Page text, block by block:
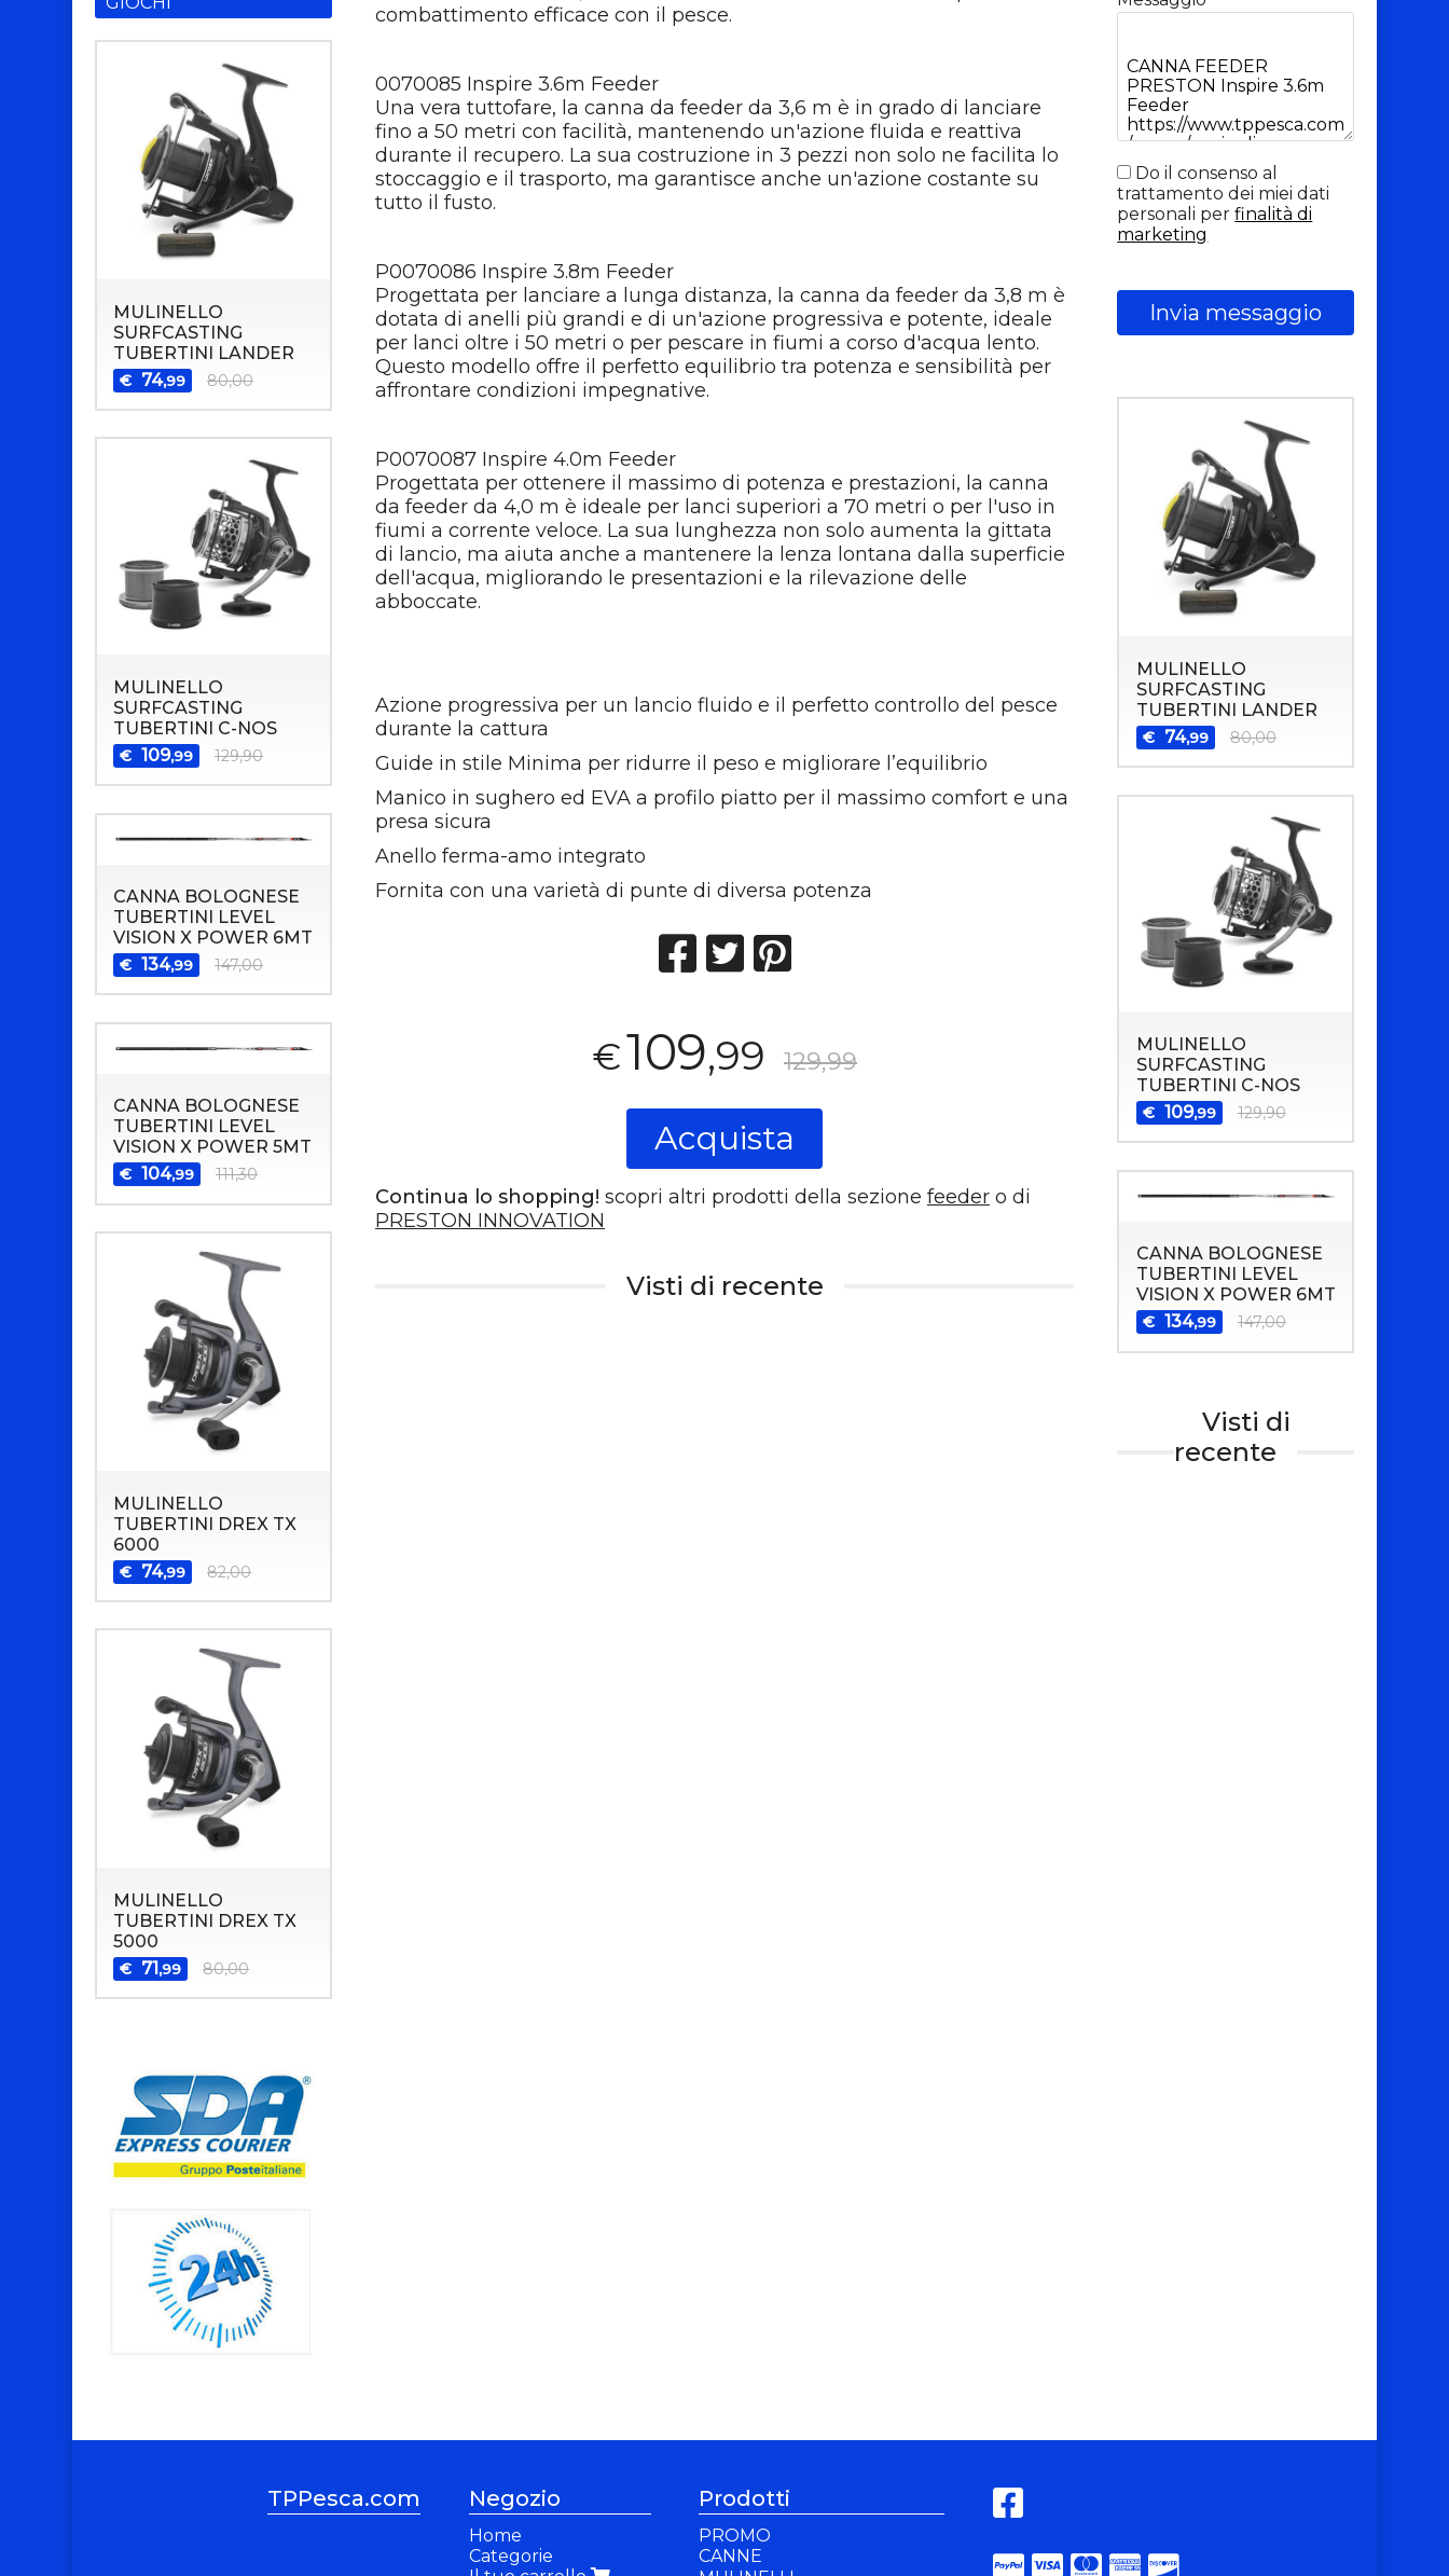
combattimento efficace con il pesce.
0070085 Inspire 3.6m Feeder
Una vera tuttofare, la canna da feeder da 3,6 m è in grado di lanciare
fino a 50 metri con facilità, mantenendo un'azione fluida e reattiva
durante il recupero. La sua costruzione in 3 pezzi non solo ne facilita lo
stoccaggio e il trasporto, ma garantisce anche un'azione costante su
tutto il fusto.
P0070086 Inspire 3.8m Feeder
Progettata per lanciare a lunga distanza, la canna da feeder da 3,8 m è
dotata di anelli più grandi e di un'azione progressiva e potente, ideale
per lanci oltre i 50 metri o per pescare in fiumi a corso d'acqua lento.
Questo modello offre il perfetto equilibrio tra potenza e sensibilità per
affrontare condizioni impegnative.
P0070087 Inspire 4.0m Feeder
Progettata per ottenere il massimo di potenza e prestazioni, la canna
da feeder da 4,0 m è ideale per lanci superiori a 70 metri o per l'uso in
fiumi a corrente veloce. La sua lunghezza non solo aumenta la gittata
di lancio, ma aiuta anche a mantenere la lenza lontana dalla superficie
dell'acqua, migliorando le presentazioni e la rilevazione delle
abboccate.
Azione progressiva per un lancio fluido e il perfetto controllo del pesce
durante la cattura
Guide in stile Minima per ridurre il peso e migliorare l’equilibrio
Manico in sughero ed EVA a profilo piatto per il massimo comfort e una
presa sicura
Anello ferma-amo integrato
Fornita con una varietà di punte di diversa potenza
€109,99 129,99
Acquista
Continua lo shopping! scopri altri prodotti della sezione feedero di
PRESTON INNOVATION
Visti di recente
MULINELLO
SURFCASTING
TUBERTINI LANDER
€ 74,99 80,00
MULINELLO
SURFCASTING
TUBERTINI C-NOS
€ 109,99 129,90
CANNA BOLOGNESE
TUBERTINI LEVEL
VISION X POWER 6MT
€ 134,99 147,00
CANNA BOLOGNESE
TUBERTINI LEVEL
VISION X POWER 5MT
€ 104,99 111,30
MULINELLO
TUBERTINI DREX TX
6000
€ 74,99 82,00
MULINELLO
TUBERTINI DREX TX
5000
€ 71,99 80,00
Do il consenso al
trattamento dei miei dati
personali perfinalità di
marketing
Invia messaggio
MULINELLO
SURFCASTING
TUBERTINI LANDER
€ 74,99 80,00
MULINELLO
SURFCASTING
TUBERTINI C-NOS
€ 109,99 129,90
CANNA BOLOGNESE
TUBERTINI LEVEL
VISION X POWER 6MT
€ 134,99 147,00
Visti di
recente
TPPesca.com Negozio
Home
Categorie
Prodotti
PROMO
CANNE